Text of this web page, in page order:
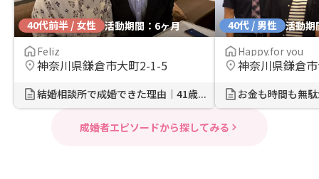
40代前半 / 女性
活動期間：6ヶ月
Feliz
神奈川県鎌倉市大町2-1-5
結婚相談所で成婚できた理由｜41歳...
40代 / 男性
活動期
Happy.for you
神奈川県鎌倉
成婚者エピソードから探してみる